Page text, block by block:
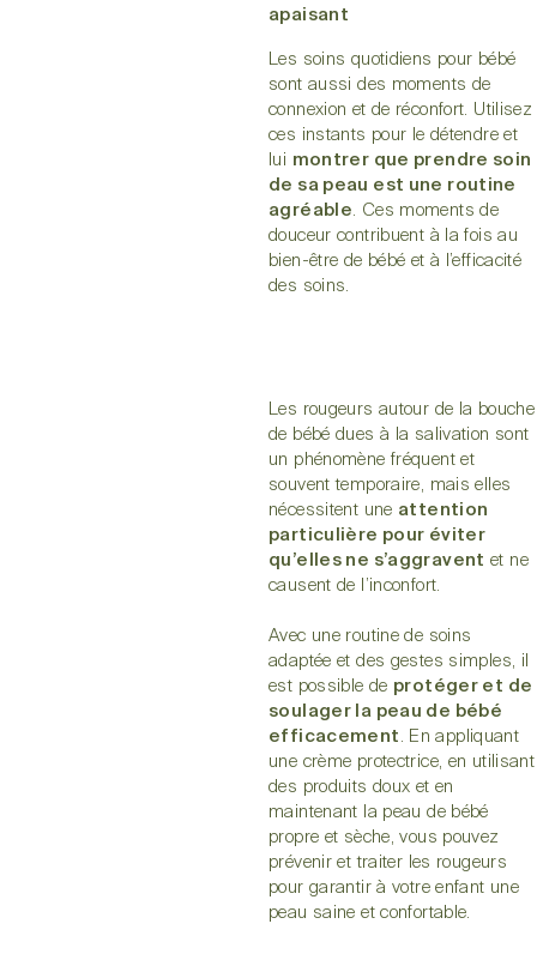
apaisant
Les soins quotidiens pour bébé
sont aussi des moments de
connexion et de réconfort. Utilisez
ces instants pour le détendre et
lui montrer que prendre soin
de sa peau est une routine
agréable. Ces moments de
douceur contribuent à la fois au
bien-être de bébé et à l’efficacité
des soins.
Les rougeurs autour de la bouche
de bébé dues à la salivation sont
un phénomène fréquent et
souvent temporaire, mais elles
nécessitent une attention
particulière pour éviter
qu’elles ne s’aggravent et ne
causent de l’inconfort.
Avec une routine de soins
adaptée et des gestes simples, il
est possible de protéger et de
soulager la peau de bébé
efficacement . En appliquant
une crème protectrice, en utilisant
des produits doux et en
maintenant la peau de bébé
propre et sèche, vous pouvez
prévenir et traiter les rougeurs
pour garantir à votre enfant une
peau saine et confortable.